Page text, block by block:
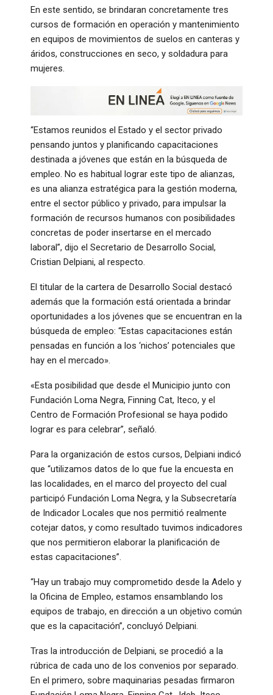
En este sentido, se brindaran concretamente tres
cursos de formación en operación y mantenimiento
en equipos de movimientos de suelos en canteras y
áridos, construcciones en seco, y soldadura para
mujeres.
“Estamos reunidos el Estado y el sector privado
pensando juntos y planificando capacitaciones
destinada a jóvenes que están en la búsqueda de
empleo. No es habitual lograr este tipo de alianzas,
es una alianza estratégica para la gestión moderna,
entre el sector público y privado, para impulsar la
formación de recursos humanos con posibilidades
concretas de poder insertarse en el mercado
laboral”, dijo el Secretario de Desarrollo Social,
Cristian Delpiani, al respecto.
El titular de la cartera de Desarrollo Social destacó
además que la formación está orientada a brindar
oportunidades a los jóvenes que se encuentran en la
búsqueda de empleo: “Estas capacitaciones están
pensadas en función a los ‘nichos’ potenciales que
hay en el mercado».
«Esta posibilidad que desde el Municipio junto con
Fundación Loma Negra, Finning Cat, Iteco, y el
Centro de Formación Profesional se haya podido
lograr es para celebrar”, señaló.
Para la organización de estos cursos, Delpiani indicó
que “utilizamos datos de lo que fue la encuesta en
las localidades, en el marco del proyecto del cual
participó Fundación Loma Negra, y la Subsecretaría
de Indicador Locales que nos permitió realmente
cotejar datos, y como resultado tuvimos indicadores
que nos permitieron elaborar la planificación de
estas capacitaciones”.
“Hay un trabajo muy comprometido desde la Adelo y
la Oficina de Empleo, estamos ensamblando los
equipos de trabajo, en dirección a un objetivo común
que es la capacitación”, concluyó Delpiani.
Tras la introducción de Delpiani, se procedió a la
rúbrica de cada uno de los convenios por separado.
En el primero, sobre maquinarias pesadas firmaron